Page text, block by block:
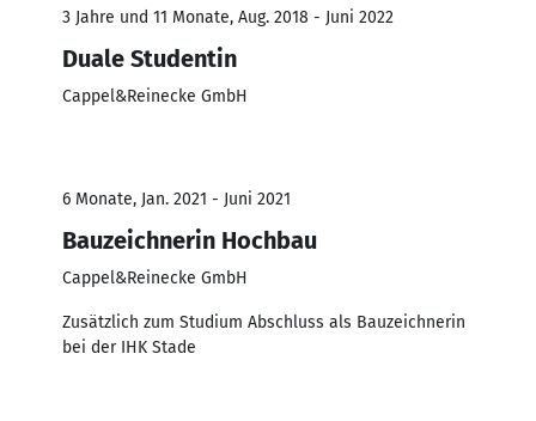
3 Jahre und 11 Monate, Aug. 2018 - Juni 2022
Duale Studentin
Cappel&Reinecke GmbH
6 Monate, Jan. 2021 - Juni 2021
Bauzeichnerin Hochbau
Cappel&Reinecke GmbH
Zusätzlich zum Studium Abschluss als Bauzeichnerin
bei der IHK Stade